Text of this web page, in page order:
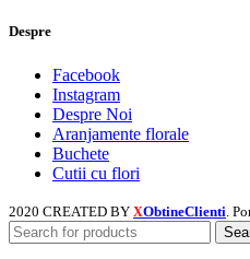
Despre
Facebook
Instagram
Despre Noi
Aranjamente florale
Buchete
Cutii cu flori
2020 CREATED BY XObtineClienti .